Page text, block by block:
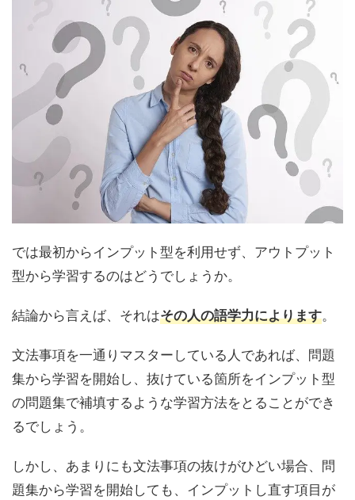
では最初からインプット型を利用せず、アウトプット
型から学習するのはどうでしょうか。
結論から言えば、それはその人の語学力によります。
文法事項を一通りマスターしている人であれば、問題
集から学習を開始し、抜けている箇所をインプット型
の問題集で補填するような学習方法をとることができ
るでしょう。
しかし、あまりにも文法事項の抜けがひどい場合、問
題集から学習を開始しても、インプットし直す項目が